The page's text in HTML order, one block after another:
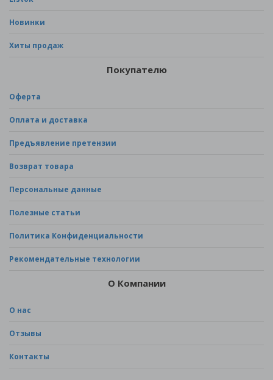
Новинки
Хиты продаж
Покупателю
Оферта
Оплата и доставка
Предъявление претензии
Возврат товара
Персональные данные
Полезные статьи
Политика Конфиденциальности
Рекомендательные технологии
О Компании
О нас
Отзывы
Контакты